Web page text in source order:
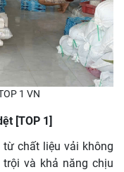
1 VN
[TOP 1]
chất liệu vải không
và khả năng chịu